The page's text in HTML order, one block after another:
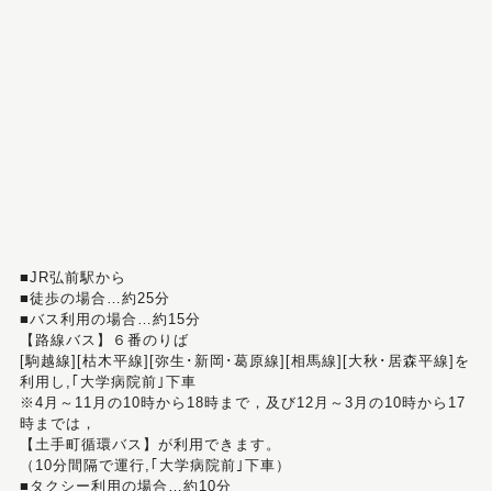
■JR弘前駅から
■徒歩の場合…約25分
■バス利用の場合…約15分
【路線バス】６番のりば
[駒越線][枯木平線][弥生･新岡･葛原線][相馬線][大秋･居森平線]を
利用し,｢大学病院前｣下車
※4月～11月の10時から18時まで，及び12月～3月の10時から17
時までは，
【土手町循環バス】が利用できます。
（10分間隔で運行,｢大学病院前｣下車）
■タクシー利用の場合…約10分